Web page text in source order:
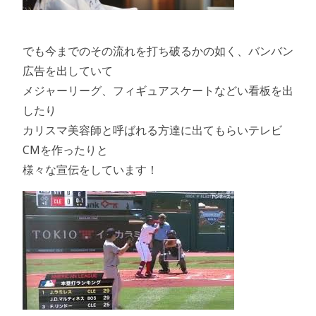
でも今までのその流れを打ち破るかの如く、バンバン
広告を出していて
メジャーリーグ、フィギュアスケートなどい看板を出
したり
カリスマ美容師と呼ばれる方達に出てもらいテレビ
CMを作ったりと
様々な宣伝をしています！